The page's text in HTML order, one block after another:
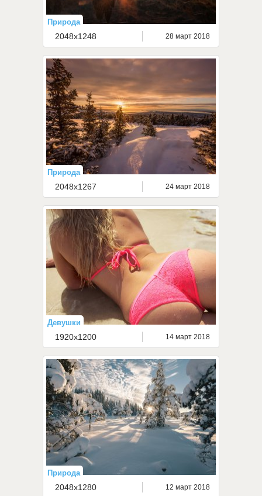
Природа
2048x1248 28 март 2018
Природа
2048x1267 24 март 2018
Девушки
1920x1200 14 март 2018
Природа
2048x1280 12 март 2018